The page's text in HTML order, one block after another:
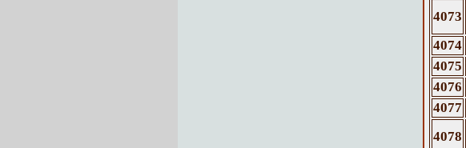
4073
4074
4075
4076
4077
4078